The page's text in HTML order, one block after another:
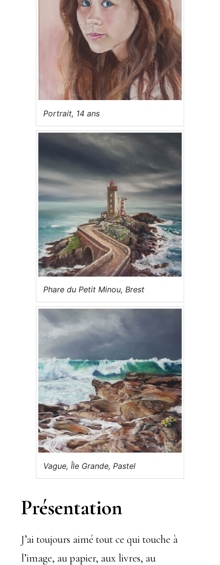
Portrait, 14 ans
Phare du Petit Minou, Brest
Vague, Île Grande, Pastel
Présentation
J’ai toujours aimé tout ce qui touche à
l’image, au papier, aux livres, au